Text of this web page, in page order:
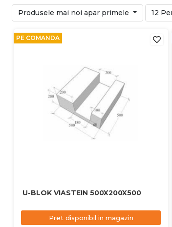
Produsele mai noi apar primele 12
PE COMANDA
U-BLOK VIASTEIN 500X200X500
Pret disponibil in magazin